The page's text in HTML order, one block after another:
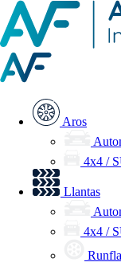
Aros
4x4 /
Llantas
4x4 /